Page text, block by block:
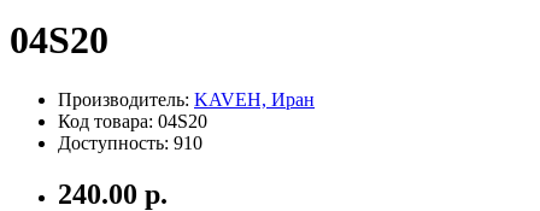
04S20
Производитель: KAVEH, Иран
Код товара: 04S20
Доступность: 910
240.00 р.